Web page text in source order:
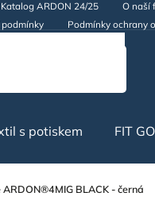
Katalog ARDON 24/25 O naší
Podmínky ochrany
s potiskem FIT
BLACK - černá